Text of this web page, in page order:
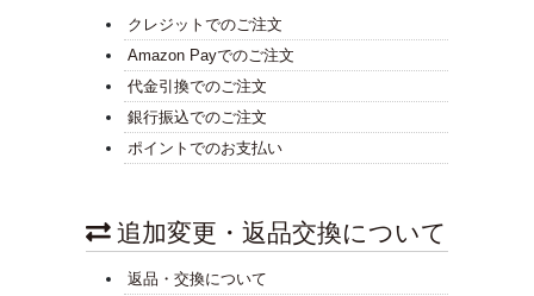
クレジットでのご注文
Amazon Payでのご注文
代金引換でのご注文
銀行振込でのご注文
ポイントでのお支払い
追加変更・返品交換について
返品・交換について